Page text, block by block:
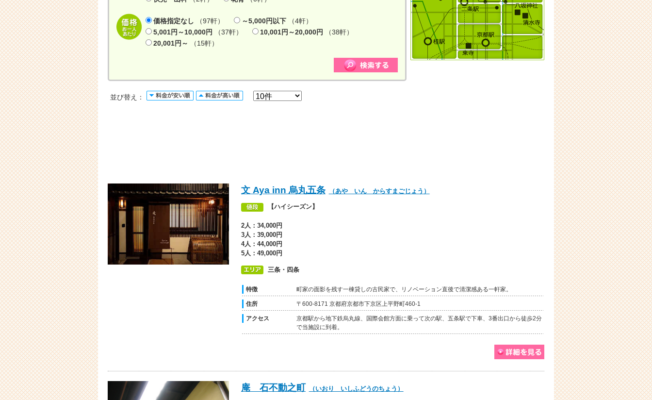
価格指定なし （97軒） ～5,000円以下 （4軒）
5,001円～10,000円
（37軒） 10,001円～20,000円
（38軒）
20,001円～
（15軒）
並び替え：
文 Aya inn 烏丸五条 （あや いん からすまごじょう）
【ハイシーズン】
2人：34,000円
3人：39,000円
4人：44,000円
5人：49,000円
三条・四条
特徴 町家の面影を残す一棟貸しの古民家で、リノベーション直後で清潔感ある一軒家。
住所 〒600-8171 京都府京都市下京区上平野町460-1
アクセス
京都駅から地下鉄烏丸線、国際会館方面に乗って次の駅、五条駅で下車、3番出口から徒歩2分
で当施設に到着。
庵 石不動之町 （いおり いしふどうのちょう）